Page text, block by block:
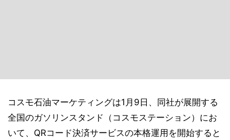
コスモ石油マーケティングは1月9日、同社が展開する
全国のガソリンスタンド（コスモステーション）にお
いて、QRコード決済サービスの本格運用を開始すると